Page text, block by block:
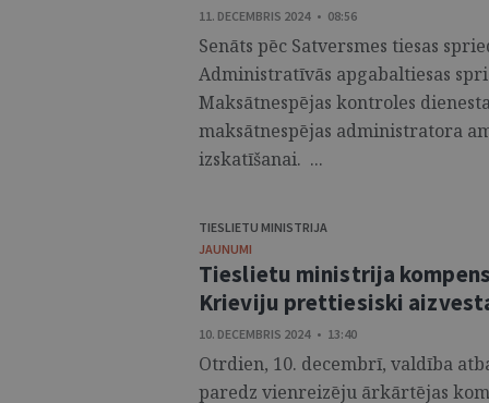
11. DECEMBRIS 2024 • 08:56
Senāts pēc Satversmes tiesas
Administratīvās apgabaltiesas
Maksātnespējas kontroles
maksātnespējas administratora
izskatīšanai. ...
TIESLIETU MINISTRIJA
JAUNUMI
Tieslietu ministrija
Krieviju prettiesiski
10. DECEMBRIS 2024 • 13:40
Otrdien, 10. decembrī, valdība
paredz vienreizēju ārkārtējas